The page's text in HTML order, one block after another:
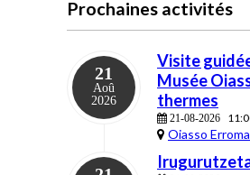
Prochaines activités
21
Aoû
2026
Visite
Musée
thermes
21-08-2026
Oiasso